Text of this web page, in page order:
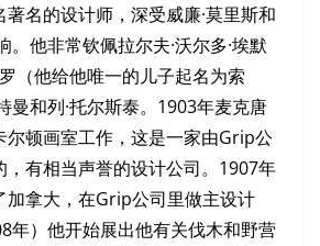
名的设计师，深受威廉·莫里斯和
。他非常钦佩拉尔夫·沃尔多·埃默
（他给他唯一的儿子起名为索
曼和列·托尔斯泰。1903年麦克唐
尔顿画室工作，这是一家由Grip公
，有相当声誉的设计公司。1907年
加拿大，在Grip公司里做主设计
年）他开始展出他有关伐木和野营